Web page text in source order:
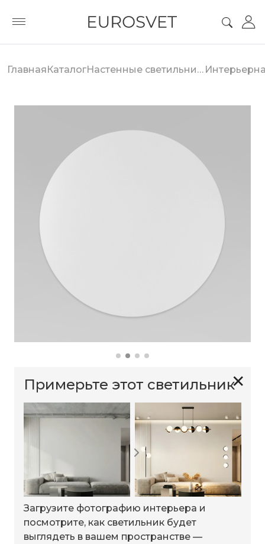
ГлавнаяКаталог Настенные светильники
✕
Примерьте этот светильник
Загрузите фотографию интерьера и
посмотрите, как светильник будет
выглядеть в вашем пространстве —